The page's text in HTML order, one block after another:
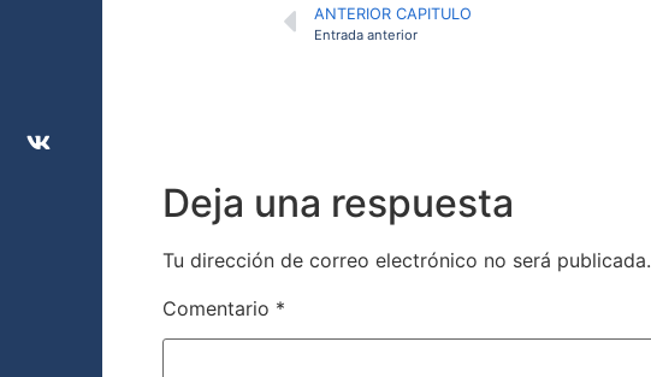
ANTERIOR CAPITULO
Entrada anterior
Deja una respuesta
Tu dirección de correo electrónico no será publicada.
Comentario *